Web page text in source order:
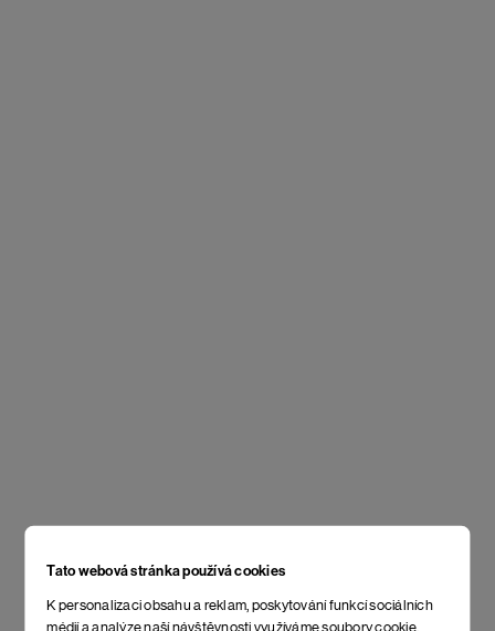
Tato webová stránka používá cookies
K personalizaci obsahu a reklam, poskytování funkcí sociálních
médií a analýze naší návštěvnosti využíváme soubory cookie.